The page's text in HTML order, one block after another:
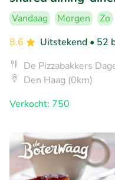
Vandaag Morgen Zo
8.6
Uitstekend • 52
De Pizzabakkers
Den Haag (0km)
Verkocht: 750